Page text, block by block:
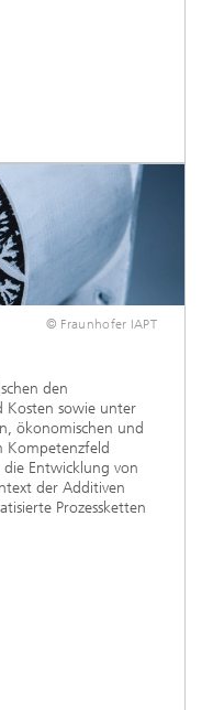
© Fraunhofer IAPT
den
Kosten sowie unter
ökonomischen und
Kompetenzfeld
Entwicklung von
der Additiven
Prozessketten